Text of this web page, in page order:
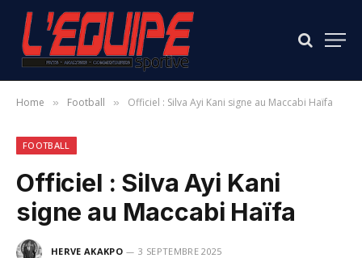
Home » Football » Officiel : Silva Ayi Kani signe au Maccabi Haïfa
FOOTBALL
Officiel : Silva Ayi Kani
signe au Maccabi Haïfa
HERVE AKAKPO
3 SEPTEMBRE 2025